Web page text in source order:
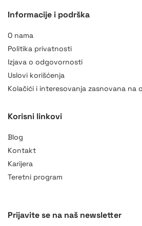
Informacije i podrška
O nama
Politika privatnosti
Izjava o odgovornosti
Uslovi korišćenja
Kolačići i interesovanja zasnovana na
Korisni linkovi
Blog
Kontakt
Karijera
Teretni program
Prijavite se na naš newsletter